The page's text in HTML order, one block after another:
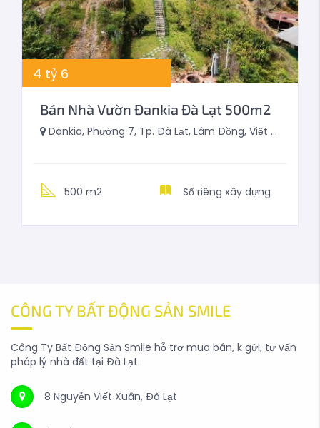
4 tỷ 6
Bán Nhà Vườn Đankia Đà Lạt 500m2
Dankia, Phường 7, Tp. Đà Lạt, Lâm Đồng, Việt Nam
500 m2 Sổ riêng xây dựng
CÔNG TY BẤT ĐỘNG SẢN SMILE
Công Ty Bất Động Sản Smile hỗ trợ mua bán, k gửi, tư vấn
pháp lý nhà đất tại Đà Lạt..
8 Nguyễn Viết Xuân, Đà Lạt